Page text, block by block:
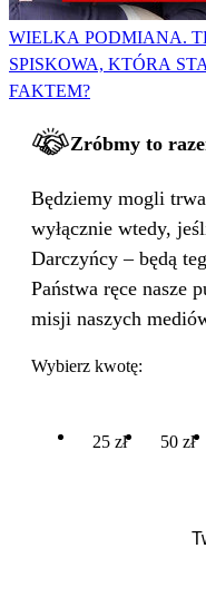
WIELKA PODMIANA.
SPISKOWA, KTÓRA
FAKTEM?
Zróbmy to
Będziemy mogli
wyłącznie wtedy,
Darczyńcy – będą
Państwa ręce nasze
misji naszych
Wybierz kwotę:
25 zł 50 zł